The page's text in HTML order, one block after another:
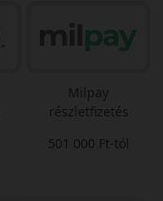
Milpay
részletfizetés
501 000 Ft-tól